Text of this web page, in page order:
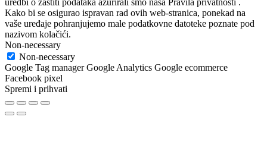
Kako bi se osigurao ispravan rad ovih web-stranica, ponekad na
vaše uređaje pohranjujemo male podatkovne datoteke poznate pod
nazivom kolačići.
Non-necessary
Non-necessary
Google Tag manager Google Analytics Google ecommerce
Facebook pixel
Spremi i prihvati